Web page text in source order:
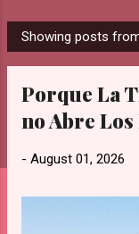
P
o
Showing posts
Porque La
no Abre
- August 01, 2026